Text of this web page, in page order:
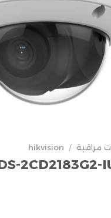
مراقبة /
hikvision
2CD2183G2-